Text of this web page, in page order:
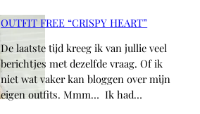
OUTFIT FREE “CRISPY HEART”
De laatste tijd kreeg ik van jullie veel
berichtjes met dezelfde vraag. Of ik
niet wat vaker kan bloggen over mijn
eigen outfits. Mmm… Ik had…